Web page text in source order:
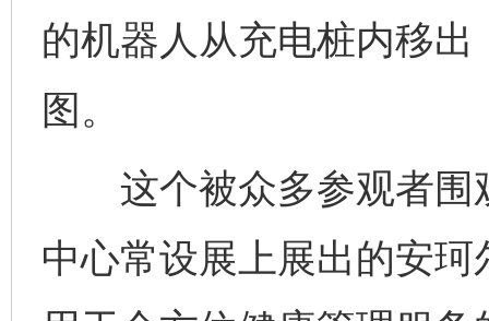
的机器人从充电桩内移
图。
这个被众多参观者围
中心常设展上展出的安